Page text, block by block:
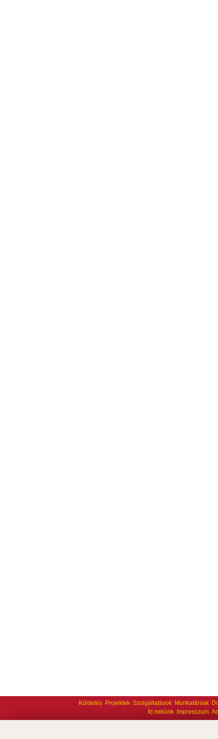
Küldetés Projektek Szolgáltatások Munkatársak
Írj nekünk
Impresszum